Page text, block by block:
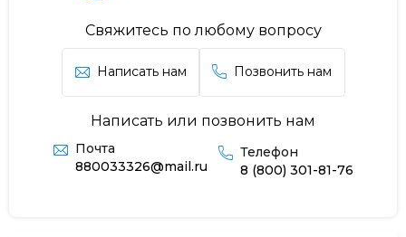
Свяжитесь по любому вопросу
Написать нам Позвонить нам
Написать или позвонить нам
Почта
880033326@mail.ru
Телефон
8 (800) 301-81-76